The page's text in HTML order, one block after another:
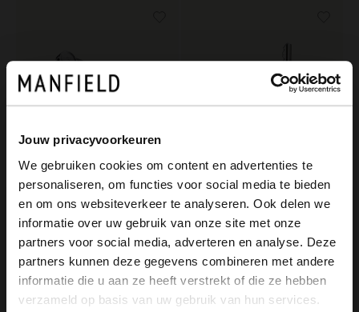
Jouw privacyvoorkeuren
We gebruiken cookies om content en advertenties te
personaliseren, om functies voor social media te bieden
en om ons websiteverkeer te analyseren. Ook delen we
informatie over uw gebruik van onze site met onze
partners voor social media, adverteren en analyse. Deze
partners kunnen deze gegevens combineren met andere
informatie die u aan ze heeft verstrekt of die ze hebben
verzameld op basis van uw gebruik van hun services.
Orbitkey
Silberfarbener Orbitkey-Schlüsselring aus Stahl
16.99
Orbitkey
Blauer Orbitkey-Schlüsselanhänger aus Leder
39.99
×
View this website in English?
It looks like your language isn't Dutch. Would
you like to switch to English?